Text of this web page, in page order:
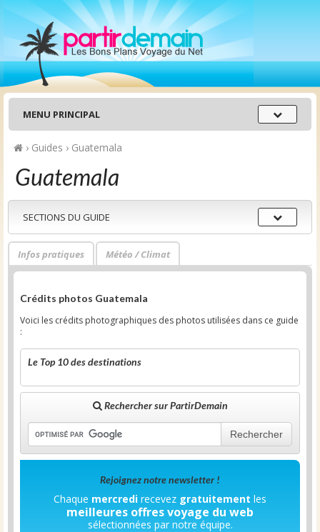
Menu
principal
MENU PRINCIPAL
› Guides › Guatemala
Guatemala
Sections
du
SECTIONS DU GUIDE
Infos pratiques Météo / Climat
Crédits photos Guatemala
Voici les crédits photographiques des photos utilisées dans ce guide
:
Le Top 10 des destinations
Rechercher sur PartirDemain
Rechercher
Rejoignez notre newsletter !
Chaque mercredi recevez gratuitement les
meilleures offres voyage du web
sélectionnées par notre équipe.